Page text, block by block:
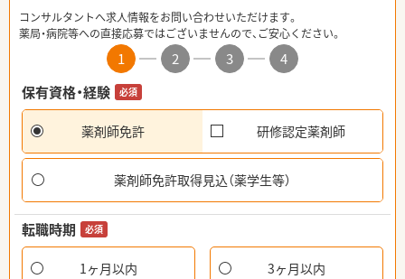
コンサルタントへ求人情報をお問い合わせいただけます。
薬局・病院等への直接応募ではございませんので、ご安心ください。
1 2 3
4
保有資格・経験
必須
薬剤師免許 研修認定薬剤師
薬剤師免許取得見込（薬学生等）
転職時期 必須
1ヶ月以内 3ヶ月以内